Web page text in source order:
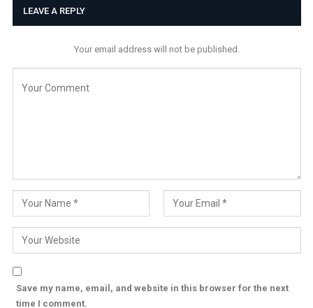
LEAVE A REPLY
Your email address will not be published.
Save my name, email, and website in this browser for the next
time I comment.